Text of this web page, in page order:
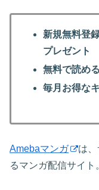
新規無料登
プレゼント
無料で読め
毎月お得な
Amebaマンガ
は
るマンガ配信サイト